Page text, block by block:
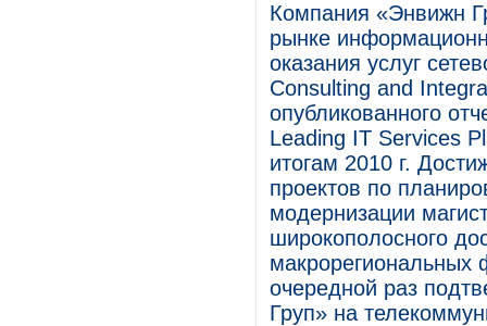
Компания «Энвижн
рынке
оказания услуг
Consulting and
опубликованного
Leading IT Services
итогам 2010 г.
проектов по
модернизации
широкополосного
макрорегиональных
очередной раз
Груп» на